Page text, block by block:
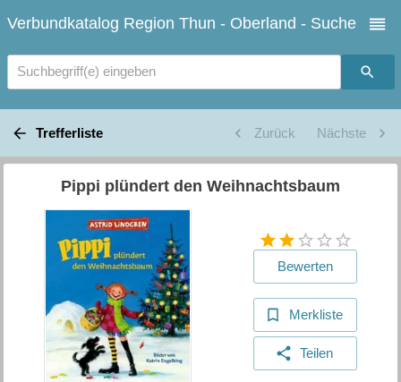
Verbundkatalog Region Thun - Oberland - Suche
Suchbegriff(e) eingeben
Trefferliste Zurück Nächste
Pippi plündert den Weihnachtsbaum
Bewerten
Merkliste
Teilen